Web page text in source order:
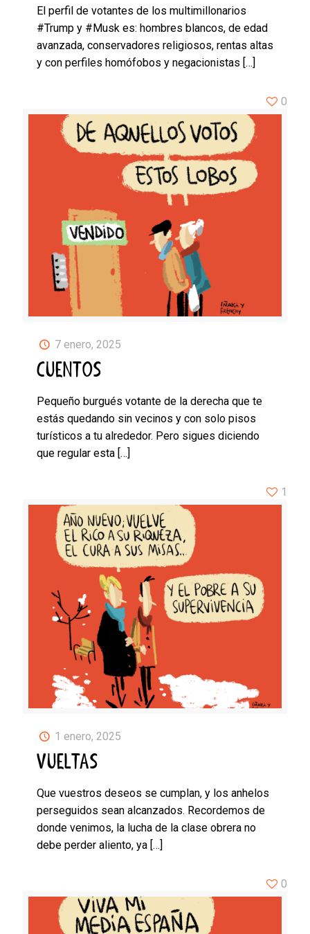
El perfil de votantes de los multimillonarios
#Trump y #Musk es: hombres blancos, de edad
avanzada, conservadores religiosos, rentas altas
y con perfiles homófobos y negacionistas […]
7 enero, 2025
CUENTOS
Pequeño burgués votante de la derecha que te
estás quedando sin vecinos y con solo pisos
turísticos a tu alrededor. Pero sigues diciendo
que regular esta […]
0
1 enero, 2025
VUELTAS
Que vuestros deseos se cumplan, y los anhelos
perseguidos sean alcanzados. Recordemos de
donde venimos, la lucha de la clase obrera no
debe perder aliento, ya […]
1
0